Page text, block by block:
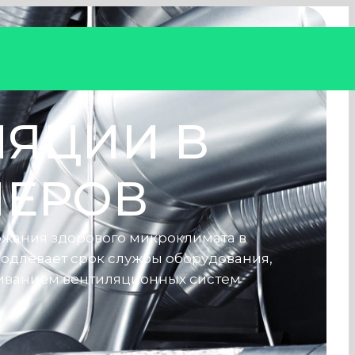
В
здорового микроклимата в
срок службы оборудования,
вентиляционных систем